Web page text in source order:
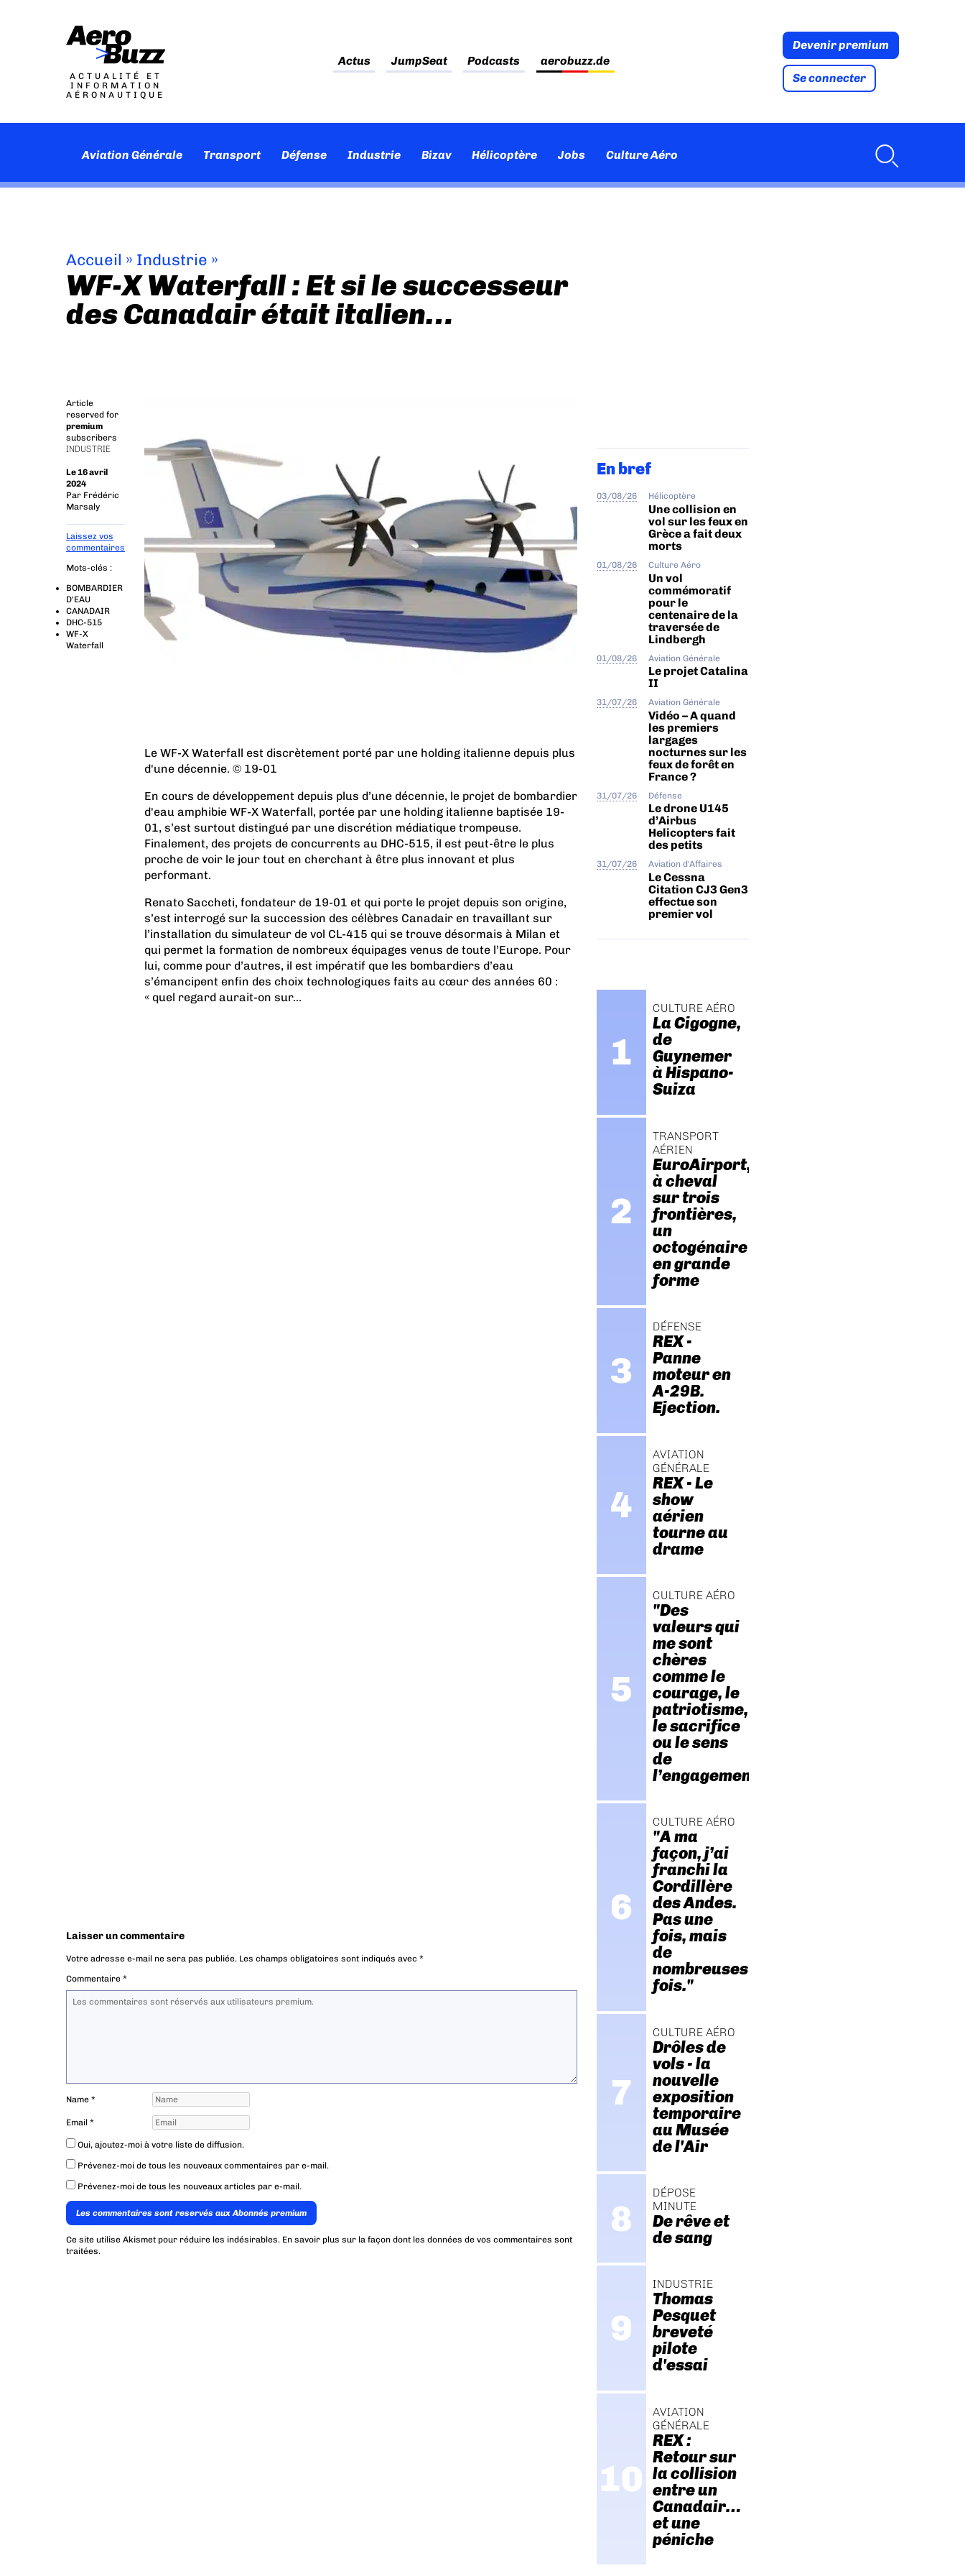
ACTUALITÉ ET
INFORMATION
AÉRONAUTIQUE
Actus JumpSeat Podcasts aerobuzz.de
Devenir premium
Se connecter
Aviation Générale Transport Défense Industrie Bizav Hélicoptère Jobs Culture Aéro
Accueil » Industrie »
WF-X Waterfall : Et si le successeur
des Canadair était italien…
Article
reserved for
premium
subscribers
INDUSTRIE
Le 16 avril
2024
Par Frédéric
Marsaly
Laissez vos
commentaires
Mots-clés :
BOMBARDIER
D'EAU
CANADAIR
DHC-515
WF-X
Waterfall
Le WF-X Waterfall est discrètement porté par une holding italienne depuis plus
d'une décennie. © 19-01
En cours de développement depuis plus d’une décennie, le projet de bombardier
d'eau amphibie WF-X Waterfall, portée par une holding italienne baptisée 19-
01, s’est surtout distingué par une discrétion médiatique trompeuse.
Finalement, des projets de concurrents au DHC-515, il est peut-être le plus
proche de voir le jour tout en cherchant à être plus innovant et plus
performant.
Renato Saccheti, fondateur de 19-01 et qui porte le projet depuis son origine,
s’est interrogé sur la succession des célèbres Canadair en travaillant sur
l’installation du simulateur de vol CL-415 qui se trouve désormais à Milan et
qui permet la formation de nombreux équipages venus de toute l’Europe. Pour
lui, comme pour d’autres, il est impératif que les bombardiers d’eau
s’émancipent enfin des choix technologiques faits au cœur des années 60 :
« quel regard aurait-on sur...
Laisser un commentaire
Votre adresse e-mail ne sera pas publiée. Les champs obligatoires sont indiqués avec *
Commentaire *
Name *
Email *
Oui, ajoutez-moi à votre liste de diffusion.
Prévenez-moi de tous les nouveaux commentaires par e-mail.
Prévenez-moi de tous les nouveaux articles par e-mail.
Les commentaires sont reservés aux Abonnés premium
Ce site utilise Akismet pour réduire les indésirables. En savoir plus sur la façon dont les données de vos commentaires sont
traitées.
En bref
03/08/26 Hélicoptère
Une collision en
vol sur les feux en
Grèce a fait deux
morts
01/08/26 Culture Aéro
Un vol
commémoratif
pour le
centenaire de la
traversée de
Lindbergh
01/08/26 Aviation Générale
Le projet Catalina
II
31/07/26 Aviation Générale
Vidéo – A quand
les premiers
largages
nocturnes sur les
feux de forêt en
France ?
31/07/26 Défense
Le drone U145
d’Airbus
Helicopters fait
des petits
31/07/26 Aviation d'Affaires
Le Cessna
Citation CJ3 Gen3
effectue son
premier vol
CULTURE AÉRO
La Cigogne,
de
Guynemer
à Hispano-
Suiza
TRANSPORT
AÉRIEN
EuroAirport,
à cheval
sur trois
frontières,
un
octogénaire
en grande
forme
DÉFENSE
REX -
Panne
moteur en
A-29B.
Ejection.
AVIATION
GÉNÉRALE
REX - Le
show
aérien
tourne au
drame
CULTURE AÉRO
"Des
valeurs qui
me sont
chères
comme le
courage, le
patriotisme,
le sacrifice
ou le sens
de
l’engagement."
CULTURE AÉRO
"A ma
façon, j’ai
franchi la
Cordillère
des Andes.
Pas une
fois, mais
de
nombreuses
fois."
CULTURE AÉRO
Drôles de
vols - la
nouvelle
exposition
temporaire
au Musée
de l'Air
DÉPOSE
MINUTE
De rêve et
de sang
INDUSTRIE
Thomas
Pesquet
breveté
pilote
d'essai
AVIATION
GÉNÉRALE
REX :
Retour sur
la collision
entre un
Canadair…
et une
péniche